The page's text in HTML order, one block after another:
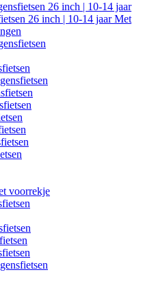
26 inch | 10-14 jaar
26 inch | 10-14 jaar Met
voorrekje